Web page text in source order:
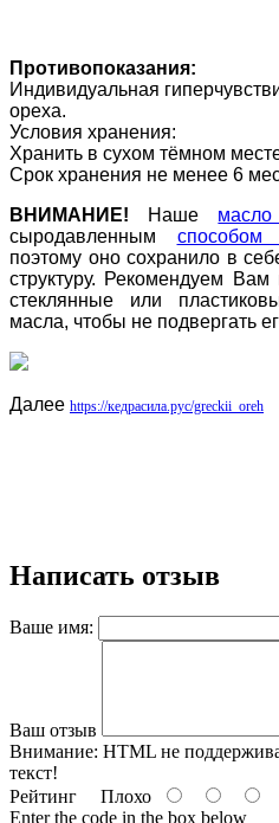
Противопоказания:
Индивидуальная
ореха.
Условия хранения:
Хранить в сухом тёмном
Срок хранения не менее 6
ВНИМАНИЕ! Наше
сыродавленным
поэтому оно сохранило в
структуру. Рекомендуем Вам
стеклянные или
масла, чтобы не подвергать
Далее https://кедрасила.рус/greckii_oreh
Написать отзыв
Ваше имя:
Ваш отзыв
Внимание: HTML не
текст!
Рейтинг Плохо
Enter the code in the box below